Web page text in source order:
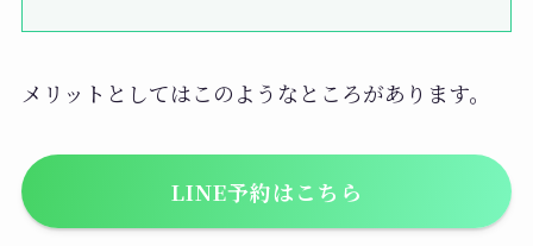
メリットとしてはこのようなところがあります。
LINE予約はこちら